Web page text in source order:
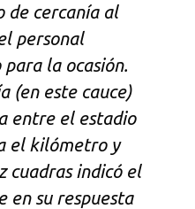
de cercanía al
personal
la ocasión.
(en este cauce)
entre el estadio
el kilómetro y
cuadras indicó el
en su respuesta